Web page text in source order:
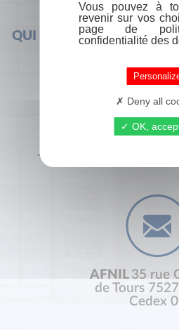
QUI SOMMES-NOUS ?
+33 (0) 1 44 41 29 19
AFNIL 35 rue
de Tours
Cedex
Vous pouvez à
revenir sur vos
page de
confidentialité des
Deny all
OK,